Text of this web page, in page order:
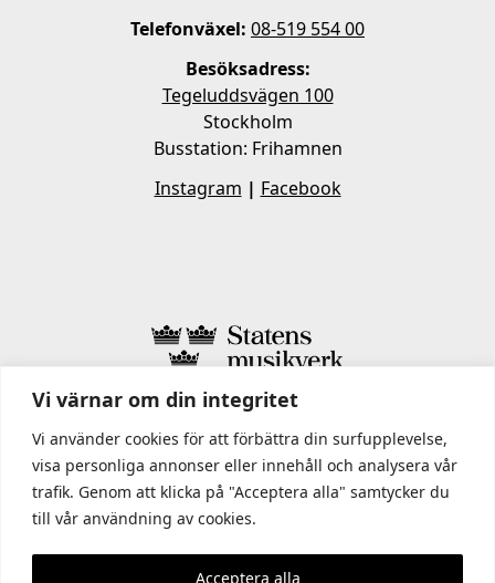
Vi värnar om din integritet
Vi använder cookies för att förbättra din surfupplevelse,
visa personliga annonser eller innehåll och analysera vår
trafik. Genom att klicka på "Acceptera alla" samtycker du
till vår användning av cookies.
Acceptera alla
Telefonväxel: 08-519 554 00
Besöksadress:
Tegeluddsvägen 100
Stockholm
Busstation: Frihamnen
Instagram | Facebook
I STATENS MUSIKVERK INGÅR